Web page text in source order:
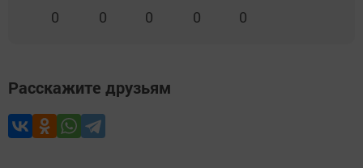
0 0 0 0 0
Расскажите друзьям